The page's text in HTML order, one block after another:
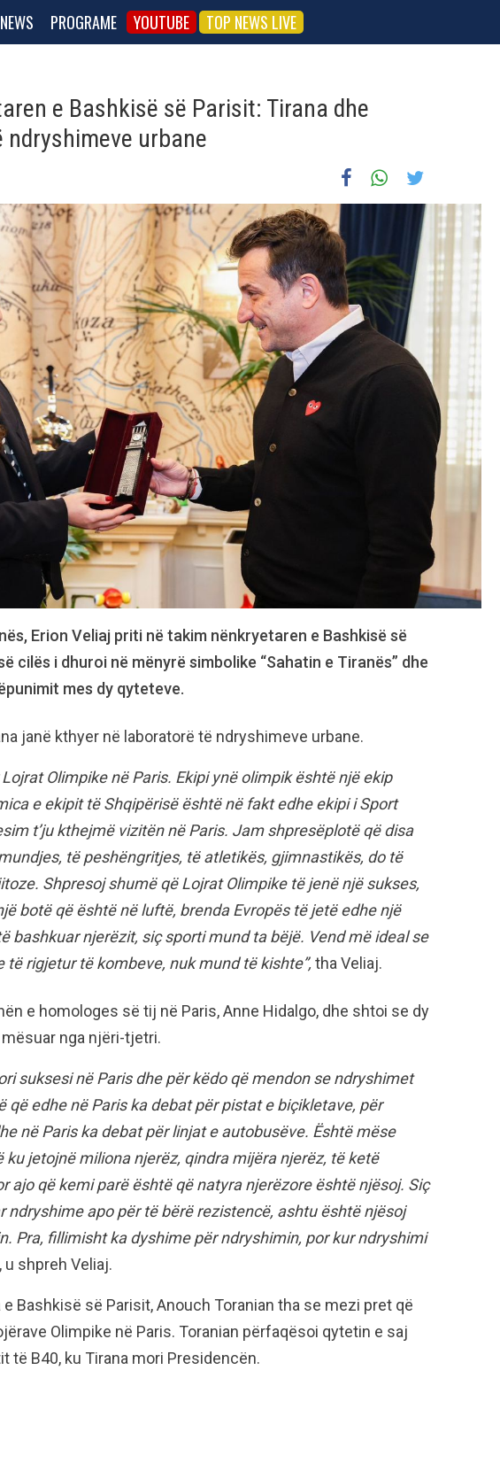
PROGRAME YOUTUBE TOP NEWS LIVE
e Bashkisë së Parisit: Tirana dhe
urbane
Erion Veliaj priti në takim nënkryetaren e Bashkisë së
cilës i dhuroi në mënyrë simbolike “Sahatin e Tiranës” dhe
mes dy qyteteve.
janë kthyer në laboratorë të ndryshimeve urbane.
Olimpike në Paris. Ekipi ynë olimpik është një ekip
e ekipit të Shqipërisë është në fakt edhe ekipi i Sport
t’ju kthejmë vizitën në Paris. Jam shpresëplotë që disa
të peshëngritjes, të atletikës, gjimnastikës, do të
Shpresoj shumë që Lojrat Olimpike të jenë një sukses,
botë që është në luftë, brenda Evropës të jetë edhe një
bashkuar njerëzit, siç sporti mund ta bëjë. Vend më ideal se
të rigjetur të kombeve, nuk mund të kishte”, tha Veliaj.
e homologes së tij në Paris, Anne Hidalgo, dhe shtoi se dy
nga njëri-tjetri.
suksesi në Paris dhe për këdo që mendon se ndryshimet
që edhe në Paris ka debat për pistat e biçikletave, për
në Paris ka debat për linjat e autobusëve. Është mëse
ku jetojnë miliona njerëz, qindra mijëra njerëz, të ketë
ajo që kemi parë është që natyra njerëzore është njësoj. Siç
ndryshime apo për të bërë rezistencë, ashtu është njësoj
Pra, fillimisht ka dyshime për ndryshimin, por kur ndryshimi
u shpreh Veliaj.
Bashkisë së Parisit, Anouch Toranian tha se mezi pret që
Olimpike në Paris. Toranian përfaqësoi qytetin e saj
të B40, ku Tirana mori Presidencën.